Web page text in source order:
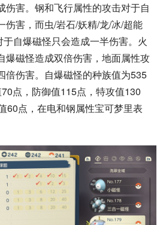
伤害。钢和飞行属性的攻击对于自
伤害，而虫/岩石/妖精/龙/冰/超能
自爆磁怪只会造成一半伤害。火
爆磁怪造成双倍伤害，地面属性攻
倍伤害。自爆磁怪的种族值为535
点，防御值115点，特攻值130
60点，在电和钢属性宝可梦里表